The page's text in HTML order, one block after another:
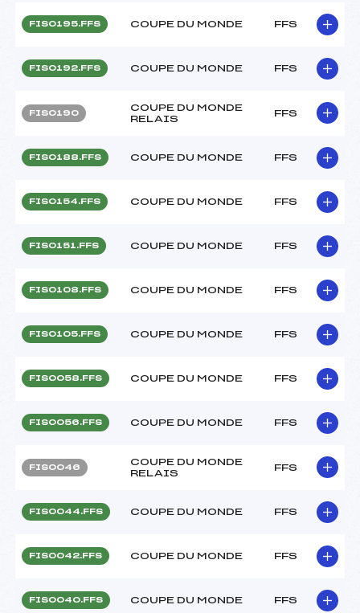
FIS0195.FFS COUPE DU MONDE FFS
FIS0192.FFS COUPE DU MONDE FFS
FIS0190
COUPE DU MONDE
RELAIS
FFS
FIS0188.FFS COUPE DU MONDE FFS
FIS0154.FFS COUPE DU MONDE FFS
FIS0151.FFS COUPE DU MONDE FFS
FIS0108.FFS COUPE DU MONDE FFS
FIS0105.FFS COUPE DU MONDE FFS
FIS0058.FFS COUPE DU MONDE FFS
FIS0056.FFS COUPE DU MONDE FFS
FIS0046
COUPE DU MONDE
RELAIS
FFS
FIS0044.FFS COUPE DU MONDE FFS
FIS0042.FFS COUPE DU MONDE FFS
FIS0040.FFS COUPE DU MONDE FFS